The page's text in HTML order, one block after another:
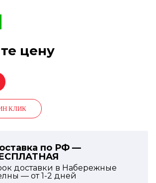
цену
КЛИК
по РФ —
доставки в Набережные
— от1-2 дней